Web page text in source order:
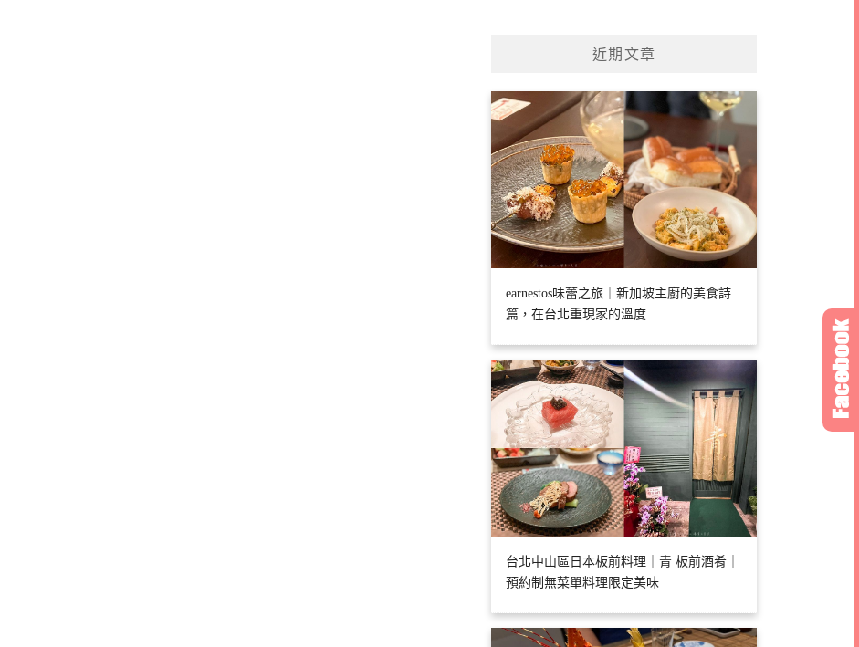
近期文章
earnestos味蕾之旅｜新加坡主廚的美食詩
篇，在台北重現家的溫度
台北中山區日本板前料理｜青 板前酒肴｜
預約制無菜單料理限定美味